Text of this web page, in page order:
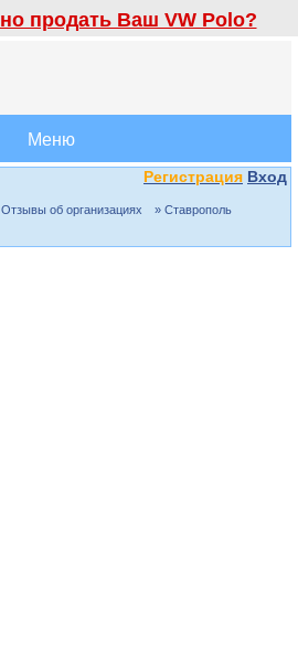
продать Ваш VW Polo?
Меню
Регистрация Вход
об организациях
» Ставрополь